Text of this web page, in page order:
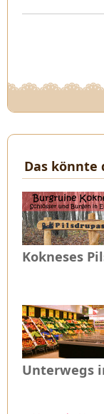
Das könnte
Kokneses
Unterwegs